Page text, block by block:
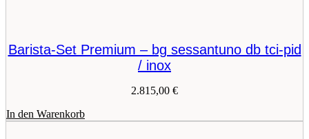
Barista-Set Premium – bg sessantuno db tci-pid
/ inox
2.815,00 €
In den Warenkorb